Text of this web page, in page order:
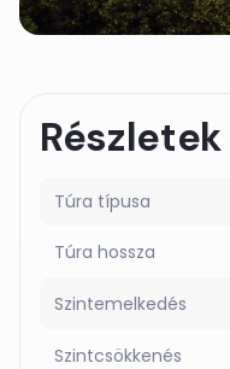
Részletek
Túra típusa
Túra hossza
Szintemelkedés
Szintcsökkenés